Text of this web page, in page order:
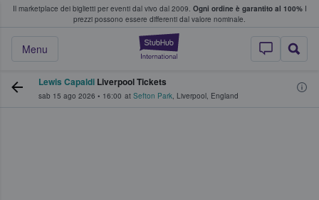
Il marketplace dei biglietti per eventi dal vivo dal 2009. Ogni ordine è garantito al 100%I
prezzi possono essere differenti dal valore nominale.
StubHub - Dove
Menu
fan comprano e vendono biglietti
Lewis Capaldi Liverpool Tickets
sab 15 ago 2026 • 16:00 at Sefton Park, Liverpool, England